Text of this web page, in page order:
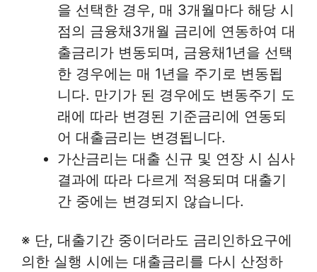
을 선택한 경우, 매 3개월마다 해당 시
점의 금융채3개월 금리에 연동하여 대
출금리가 변동되며, 금융채1년을 선택
한 경우에는 매 1년을 주기로 변동됩
니다. 만기가 된 경우에도 변동주기 도
래에 따라 변경된 기준금리에 연동되
어 대출금리는 변경됩니다.
가산금리는 대출 신규 및 연장 시 심사
결과에 따라 다르게 적용되며 대출기
간 중에는 변경되지 않습니다.
※ 단, 대출기간 중이더라도 금리인하요구에
의한 실행 시에는 대출금리를 다시 산정하